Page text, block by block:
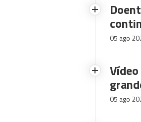
05 ago
05 ago